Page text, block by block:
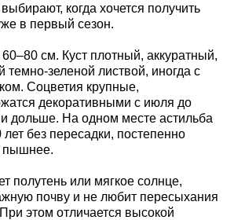
когда хочется получить
в первый сезон.
см. Куст плотный, аккуратный,
темно-зеленой листвой, иногда с
Соцветия крупные,
декоративными с июля до
и дольше. На одном месте астильба
без пересадки, постепенно
пышнее.
полутень или мягкое солнце,
почву и не любит пересыхания
этом отличается высокой